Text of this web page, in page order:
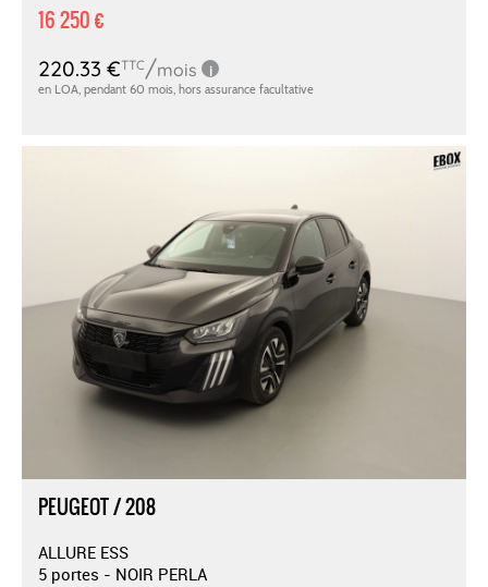
16 250 €
PEUGEOT / 208
ALLURE ESS
5 portes - NOIR PERLA